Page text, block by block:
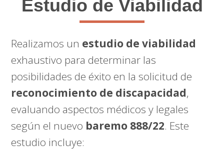
Estudio de Viabilidad
Realizamos un estudio de viabilidad
exhaustivo para determinar las
posibilidades de éxito en la solicitud de
reconocimiento de discapacidad,
evaluando aspectos médicos y legales
según el nuevo baremo 888/22. Este
estudio incluye: